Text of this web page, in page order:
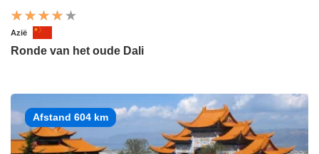
Azië
Ronde van het oude Dali
Afstand 604 km